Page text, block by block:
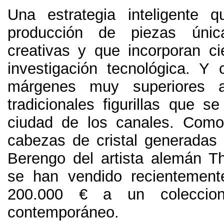
Una estrategia inteligente
producción de piezas
creativas y que incorporan
investigación tecnológica. Y
márgenes muy
tradicionales figurillas que
ciudad de los canales.
cabezas de cristal
Berengo del artista alemán
se han vendido
200.000 € a un
contemporáneo.